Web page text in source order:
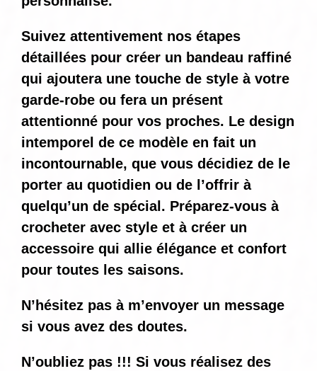
Suivez attentivement nos étapes
détaillées pour créer un bandeau raffiné
qui ajoutera une touche de style à votre
garde-robe ou fera un présent
attentionné pour vos proches. Le design
intemporel de ce modèle en fait un
incontournable, que vous décidiez de le
porter au quotidien ou de l’offrir à
quelqu’un de spécial. Préparez-vous à
crocheter avec style et à créer un
accessoire qui allie élégance et confort
pour toutes les saisons.
N’hésitez pas à m’envoyer un message
si vous avez des doutes.
N’oubliez pas !!! Si vous réalisez des